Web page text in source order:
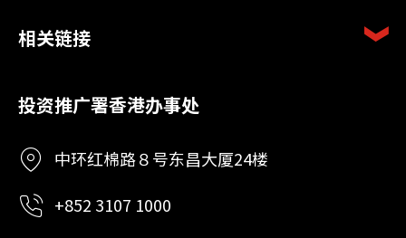
相关链接
投资推广署香港办事处
中环红棉路８号东昌大厦24楼
+852 3107 1000